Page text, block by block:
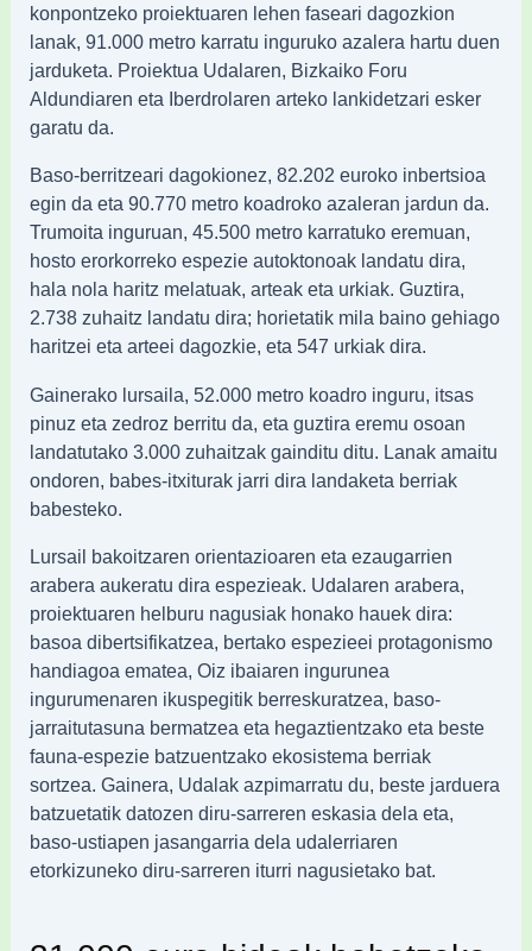
konpontzeko proiektuaren lehen faseari dagozkion
lanak, 91.000 metro karratu inguruko azalera hartu duen
jarduketa. Proiektua Udalaren, Bizkaiko Foru
Aldundiaren eta Iberdrolaren arteko lankidetzari esker
garatu da.
Baso-berritzeari dagokionez, 82.202 euroko inbertsioa
egin da eta 90.770 metro koadroko azaleran jardun da.
Trumoita inguruan, 45.500 metro karratuko eremuan,
hosto erorkorreko espezie autoktonoak landatu dira,
hala nola haritz melatuak, arteak eta urkiak. Guztira,
2.738 zuhaitz landatu dira; horietatik mila baino gehiago
haritzei eta arteei dagozkie, eta 547 urkiak dira.
Gainerako lursaila, 52.000 metro koadro inguru, itsas
pinuz eta zedroz berritu da, eta guztira eremu osoan
landatutako 3.000 zuhaitzak gainditu ditu. Lanak amaitu
ondoren, babes-itxiturak jarri dira landaketa berriak
babesteko.
Lursail bakoitzaren orientazioaren eta ezaugarrien
arabera aukeratu dira espezieak. Udalaren arabera,
proiektuaren helburu nagusiak honako hauek dira:
basoa dibertsifikatzea, bertako espezieei protagonismo
handiagoa ematea, Oiz ibaiaren ingurunea
ingurumenaren ikuspegitik berreskuratzea, baso-
jarraitutasuna bermatzea eta hegaztientzako eta beste
fauna-espezie batzuentzako ekosistema berriak
sortzea. Gainera, Udalak azpimarratu du, beste jarduera
batzuetatik datozen diru-sarreren eskasia dela eta,
baso-ustiapen jasangarria dela udalerriaren
etorkizuneko diru-sarreren iturri nagusietako bat.